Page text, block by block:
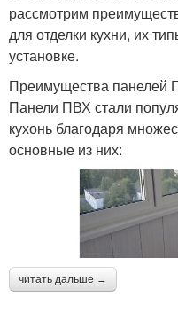
рассмотрим
для отделки кухни, их
установке.
Преимущества панелей
Панели ПВХ стали
кухонь благодаря
основные из них:
читать дальше →